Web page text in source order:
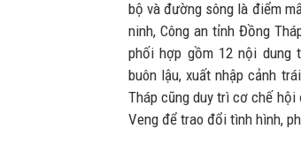
bộ và đường sông là điểm
ninh, Công an tỉnh Đồng
phối hợp gồm 12 nội dung
buôn lậu, xuất nhập cảnh
Tháp cũng duy trì cơ chế
Veng để trao đổi tình hình,